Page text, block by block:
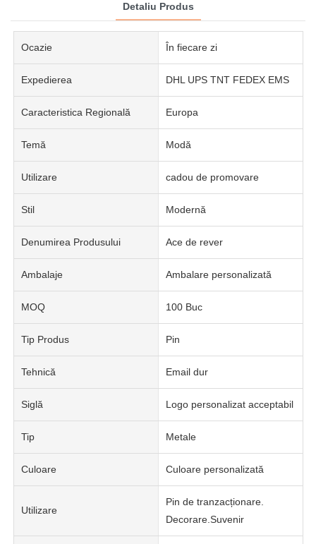
Detaliu Produs
Ocazie În fiecare zi
Expedierea DHL UPS TNT FEDEX EMS
Caracteristica Regională Europa
Temă Modă
Utilizare cadou de promovare
Stil Modernă
Denumirea Produsului Ace de rever
Ambalaje Ambalare personalizată
MOQ 100 Buc
Tip Produs Pin
Tehnică Email dur
Siglă Logo personalizat acceptabil
Tip Metale
Culoare Culoare personalizată
Utilizare
Pin de tranzacționare.
Decorare.Suvenir